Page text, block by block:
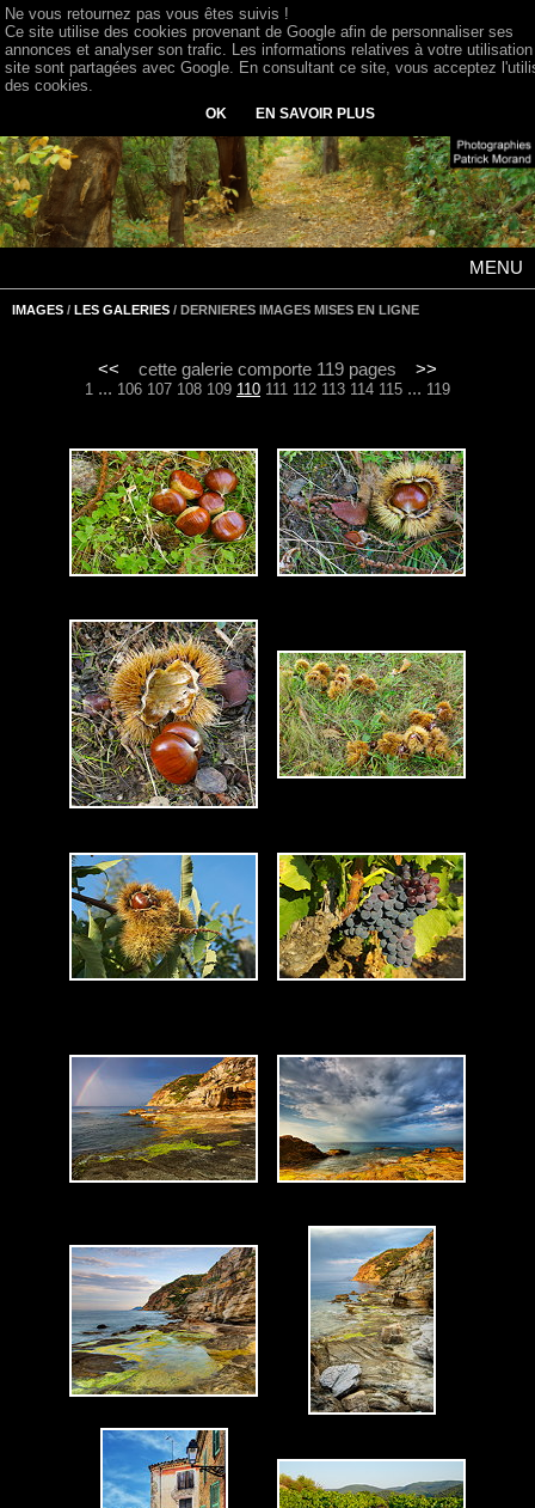
MENU
IMAGES / LES GALERIES / DERNIERES IMAGES MISES EN LIGNE
<< cette galerie comporte 119 pages >>
1 ... 106 107 108 109 110 111 112 113 114 115 ... 119
Ne vous retournez pas vous êtes suivis !
Ce site utilise des cookies provenant de Google afin de personnaliser ses
annonces et analyser son trafic. Les informations relatives à votre
site sont partagées avec Google. En consultant ce site, vous acceptez
des cookies.
OK EN SAVOIR PLUS